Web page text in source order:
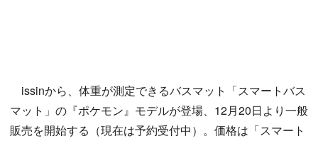
issinから、体重が測定できるバスマット「スマートバス
マット」の『ポケモン』モデルが登場、12月20日より一般
販売を開始する（現在は予約受付中）。価格は「スマート